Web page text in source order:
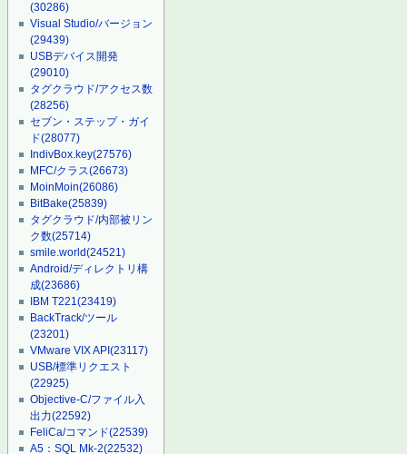
(30286)
Visual Studio/バージョン
(29439)
USBデバイス開発
(29010)
タグクラウド/アクセス数
(28256)
セブン・ステップ・ガイ
ド(28077)
IndivBox.key(27576)
MFC/クラス(26673)
MoinMoin(26086)
BitBake(25839)
タグクラウド/内部被リン
ク数(25714)
smile.world(24521)
Android/ディレクトリ構
成(23686)
IBM T221(23419)
BackTrack/ツール
(23201)
VMware VIX API(23117)
USB/標準リクエスト
(22925)
Objective-C/ファイル入
出力(22592)
FeliCa/コマンド(22539)
A5：SQL Mk-2(22532)